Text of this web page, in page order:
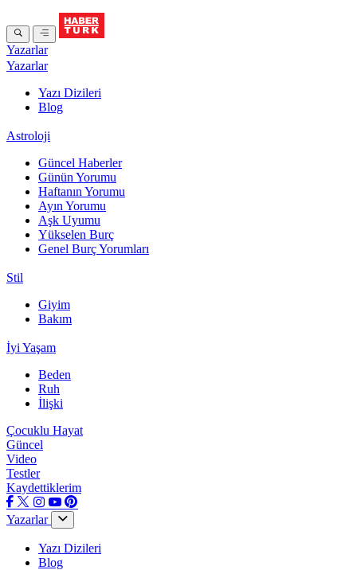
Yazarlar
Yazarlar
Yazı Dizileri
Blog
Astroloji
Güncel Haberler
Günün Yorumu
Haftanın Yorumu
Ayın Yorumu
Aşk Uyumu
Yükselen Burç
Genel Burç Yorumları
Stil
Giyim
Bakım
İyi Yaşam
Beden
Ruh
İlişki
Çocuklu Hayat
Güncel
Video
Testler
Kaydettiklerim
Yazarlar
Yazı Dizileri
Blog